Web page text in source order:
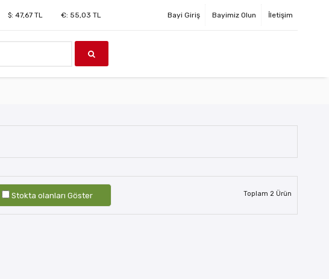
$: 47,67TL €: 55,03 TL Bayi Giriş Bayimiz Olun İletişim
Stokta olanları Göster Toplam 2 Ürün